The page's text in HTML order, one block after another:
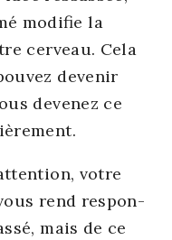
modi­fie la
cer­veau. Cela
deve­nir
deve­nez ce
votre
rend res­pon­
mais de ce